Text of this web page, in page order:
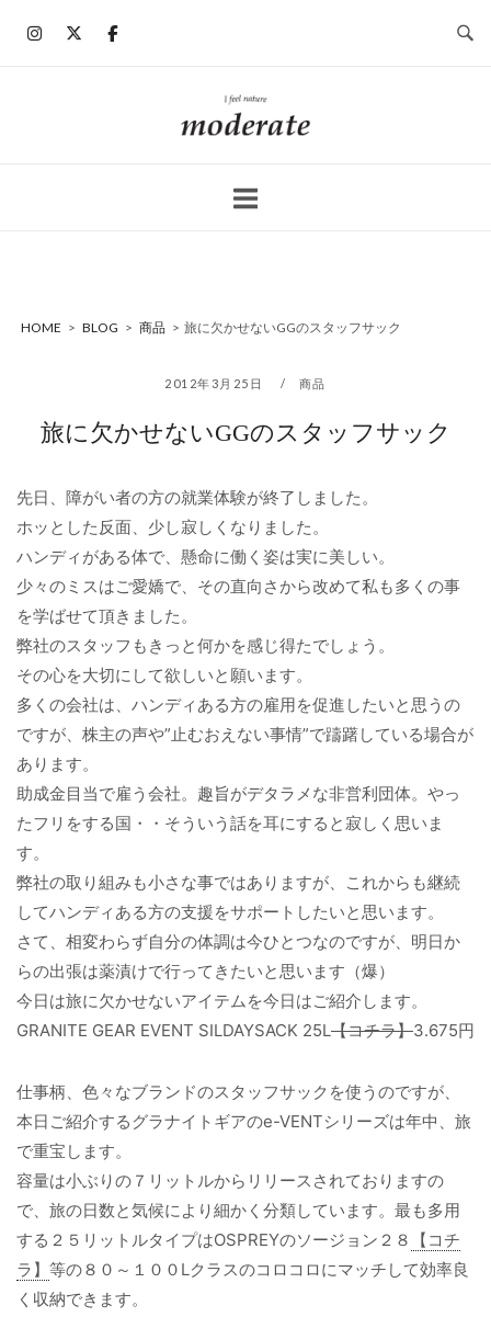
ホ
ー
HOME > BLOG > 商品 > 旅に欠かせないGGのスタッフサック
2012年3月25日 商品
旅に欠かせないGGのスタッフサック
先日、障がい者の方の就業体験が終了しました。
ホッとした反面、少し寂しくなりました。
ハンディがある体で、懸命に働く姿は実に美しい。
少々のミスはご愛嬌で、その直向さから改めて私も多くの事
を学ばせて頂きました。
弊社のスタッフもきっと何かを感じ得たでしょう。
その心を大切にして欲しいと願います。
多くの会社は、ハンディある方の雇用を促進したいと思うの
ですが、株主の声や”止むおえない事情”で躊躇している場合が
あります。
助成金目当で雇う会社。趣旨がデタラメな非営利団体。やっ
たフリをする国・・そういう話を耳にすると寂しく思いま
す。
弊社の取り組みも小さな事ではありますが、これからも継続
してハンディある方の支援をサポートしたいと思います。
さて、相変わらず自分の体調は今ひとつなのですが、明日か
らの出張は薬漬けで行ってきたいと思います（爆）
今日は旅に欠かせないアイテムを今日はご紹介します。
GRANITE GEAR EVENT SILDAYSACK 25L【コチラ】3.675円
仕事柄、色々なブランドのスタッフサックを使うのですが、
本日ご紹介するグラナイトギアのe-VENTシリーズは年中、旅
で重宝します。
容量は小ぶりの７リットルからリリースされておりますの
で、旅の日数と気候により細かく分類しています。最も多用
する２５リットルタイプはOSPREYのソージョン２８
【コチ
ラ】 等の８０～１００Lクラスのコロコロにマッチして効率良
く収納できます。